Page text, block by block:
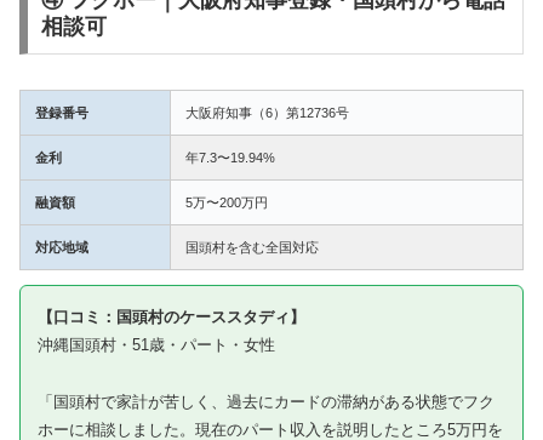
相談可
登録番号 大阪府知事（6）第12736号
金利 年7.3〜19.94%
融資額 5万〜200万円
対応地域 国頭村を含む全国対応
【口コミ：国頭村のケーススタディ】
沖縄国頭村・51歳・パート・女性
「国頭村で家計が苦しく、過去にカードの滞納がある状態でフク
ホーに相談しました。現在のパート収入を説明したところ5万円を